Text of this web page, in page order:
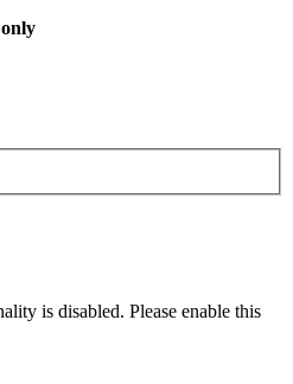
is disabled. Please enable this